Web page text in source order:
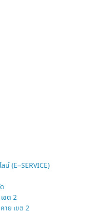
น์ (E–SERVICE)
ขต 2
าย เขต 2